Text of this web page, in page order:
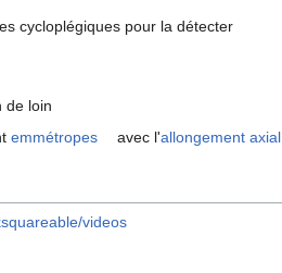
cycloplégiques pour la détecter
de loin
emmétropes avec l'allongement axial
videos